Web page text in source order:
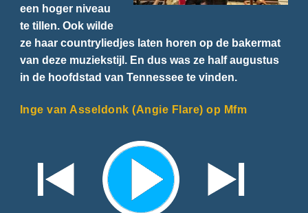
een hoger niveau
te tillen. Ook wilde
ze haar countryliedjes laten horen op de bakermat
van deze muziekstijl. En dus was ze half augustus
in de hoofdstad van Tennessee te vinden.
Inge van Asseldonk (Angie Flare) op Mfm